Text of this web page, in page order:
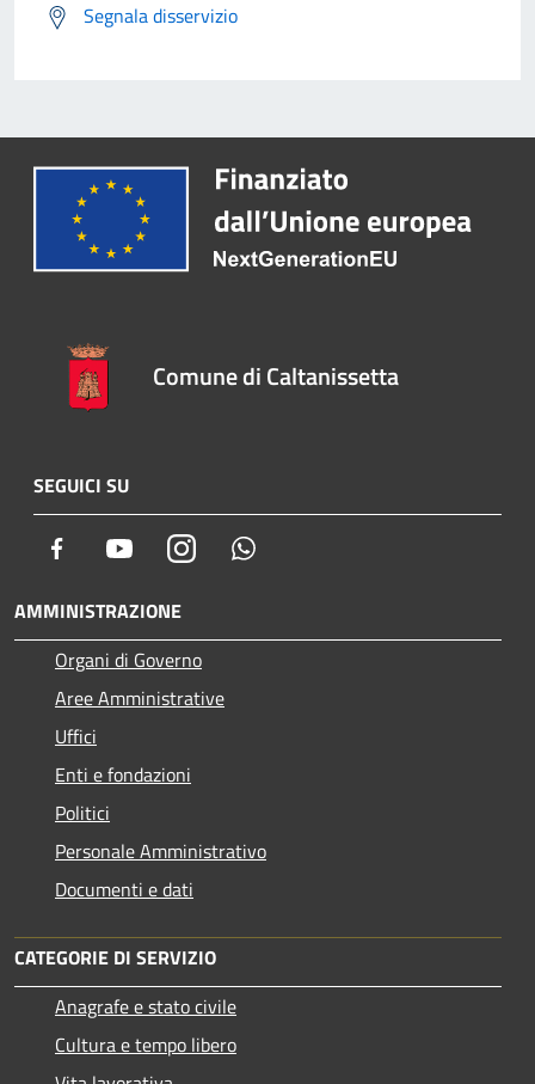
Segnala disservizio
Comune di Caltanissetta
SEGUICI SU
Facebook YoutubeInstagram
AMMINISTRAZIONE
Organi di Governo
Aree Amministrative
Uffici
Enti e fondazioni
Politici
Personale Amministrativo
Documenti e dati
CATEGORIE DI SERVIZIO
Anagrafe e stato civile
Cultura e tempo libero